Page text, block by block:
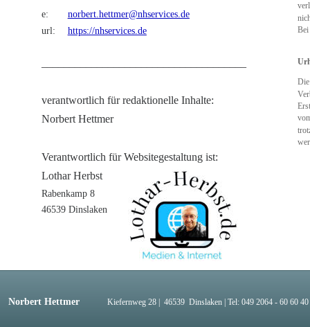
Norbert Hettmer Kiefernweg 28 |  46539  Dinslaken | Tel: 049 2064 - 60 60
e:
norbert.hettmer@nhservices.de
url:
https://nhservices.de
verantwortlich für redaktionelle Inhalte:
Norbert Hettmer
Verantwortlich für Websitegestaltung ist:
Lothar Herbst
Rabenkamp 8
46539 Dinslaken
Bei
Die